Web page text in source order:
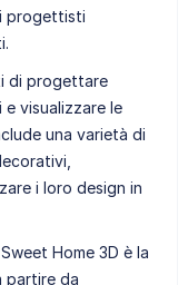
progettisti
di progettare
visualizzare le
una varietà di
i loro design in
Home 3D è la
partire da